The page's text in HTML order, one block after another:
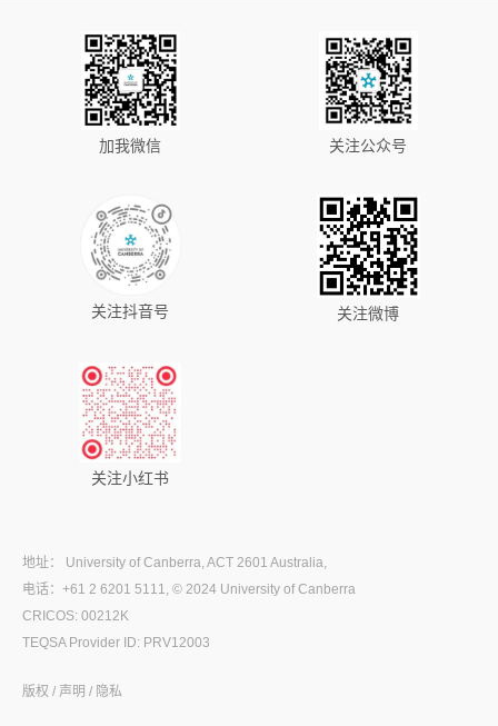
加我微信 关注公众号
关注抖音号 关注微博
关注小红书
地址： University of Canberra, ACT 2601 Australia,
电话：+61 2 6201 5111, © 2024 University of Canberra
CRICOS: 00212K
TEQSA Provider ID: PRV12003
版权 / 声明 / 隐私